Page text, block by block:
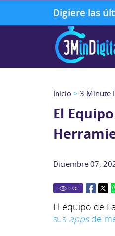
Digiere las
Inicio > 3 Minute
El
Diciembre 07,
290
El equipo de
sus appsde